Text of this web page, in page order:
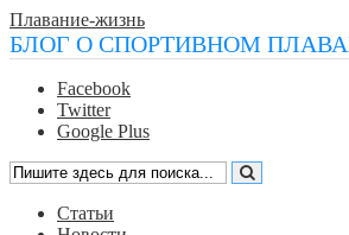
Плавание-жизнь
БЛОГ О СПОРТИВНОМ
Facebook
Twitter
Google Plus
Статьи